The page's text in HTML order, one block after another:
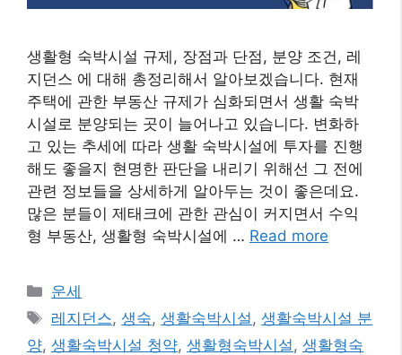
생활형 숙박시설 규제, 장점과 단점, 분양 조건, 레
지던스 에 대해 총정리해서 알아보겠습니다. 현재
주택에 관한 부동산 규제가 심화되면서 생활 숙박
시설로 분양되는 곳이 늘어나고 있습니다. 변화하
고 있는 추세에 따라 생활 숙박시설에 투자를 진행
해도 좋을지 현명한 판단을 내리기 위해선 그 전에
관련 정보들을 상세하게 알아두는 것이 좋은데요.
많은 분들이 제태크에 관한 관심이 커지면서 수익
형 부동산, 생활형 숙박시설에 … Read more
카
테
고
운세
태
그
레지던스,생숙,생활숙박시설 ,생활숙박시설 분
양, 생활숙박시설 청약, 생활형숙박시설 , 생활형숙